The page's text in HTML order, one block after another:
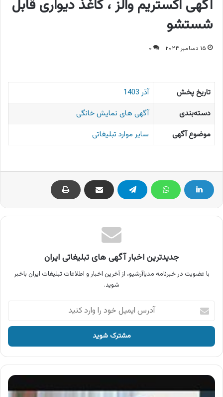
آگهی اکستریم والز ، کاغذ دیواری قابل
شستشو
۱۵ دسامبر ۲۰۲۴ ۰
تاریخ پخش
آذر 1403
دسته‌بندی
آگهی های نمایش خانگی
موضوع آگهی
سایر موارد تبلیغاتی
جدیدترین اخبار آگهی های تبلیغاتی ایران
با عضویت در خبرنامه مدیاآرشیو، از آخرین اخبار و اطلاعات تبلیغات ایران باخبر
شوید.
آدرس
ایمیل
خود
وارد
کنید
آگهی
محصولات